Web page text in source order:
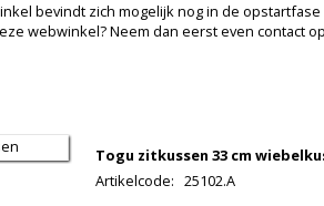
bevindt zich mogelijk nog in de
webwinkel? Neem dan eerst even contact
Togu zitkussen 33 cm
Artikelcode: 25102.A